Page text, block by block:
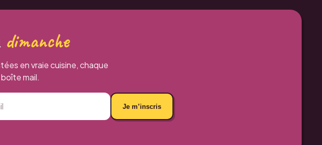
dimanche
en vraie cuisine, chaque
mail.
Je m’inscris